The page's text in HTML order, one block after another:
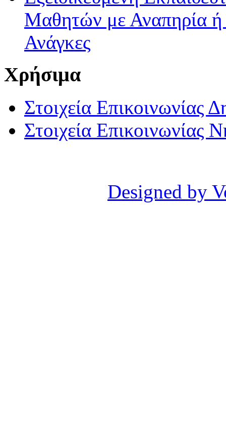
Μαθητών με Αναπηρία ή /
Ανάγκες
Χρήσιμα
Στοιχεία Επικοινωνίας
Στοιχεία Επικοινωνίας
Designed by